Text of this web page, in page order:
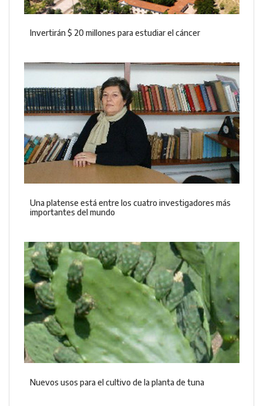
Invertirán $ 20 millones para estudiar el cáncer
Una platense está entre los cuatro investigadores más
importantes del mundo
Nuevos usos para el cultivo de la planta de tuna